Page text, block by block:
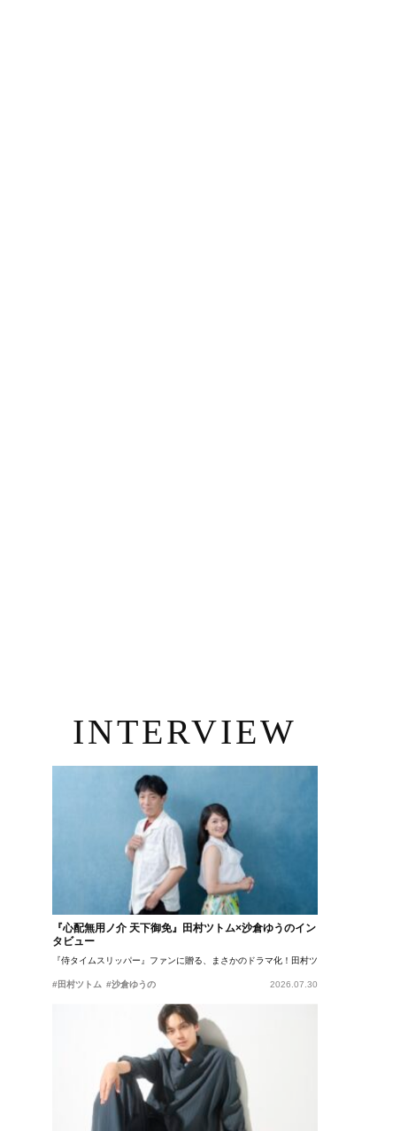
INTERVIEW
『心配無用ノ介 天下御免』田村ツトム×沙倉ゆうのイン
タビュー
『侍タイムスリッパー』ファンに贈る、まさかのドラマ化！田村ツトム×沙倉ゆうのが語
#田村ツトム #沙倉ゆうの 2026.07.30